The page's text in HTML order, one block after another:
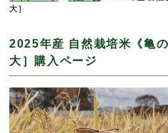
大］
2025年産 自然栽培米《亀
大］購入ページ